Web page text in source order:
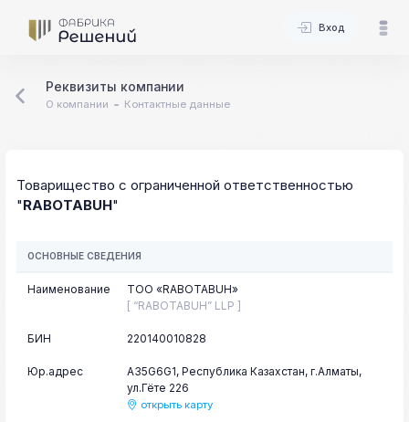
Вход
Реквизиты компании
О компании Контактные данные
Товарищество с ограниченной ответственностью
"RABOTABUH"
ОСНОВНЫЕ СВЕДЕНИЯ
Наименование
ТОО «RABOTABUH»
[ “RABOTABUH” LLP ]
БИН 220140010828
Юр.адрес
A35G6G1, Республика Казахстан, г.Алматы,
ул.Гёте 226
открыть карту